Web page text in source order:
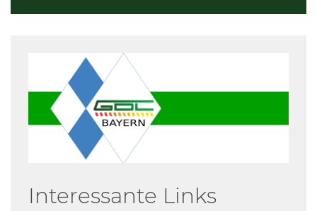
Interessante Links